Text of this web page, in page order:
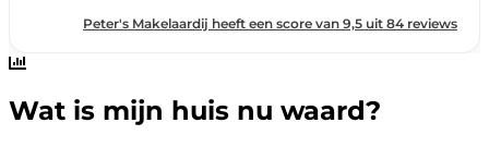
Wat is mijn huis nu waard?